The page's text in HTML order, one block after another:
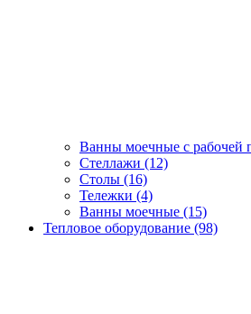
Ванны моечные с рабочей
Стеллажи (12)
Столы (16)
Тележки (4)
Ванны моечные (15)
Тепловое оборудование (98)